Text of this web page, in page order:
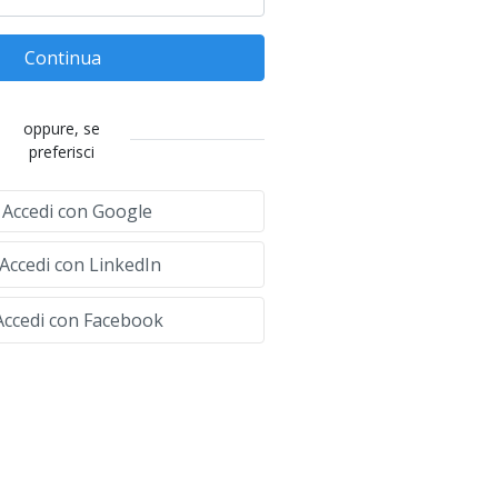
Continua
oppure, se
preferisci
con Google
con LinkedIn
con Facebook